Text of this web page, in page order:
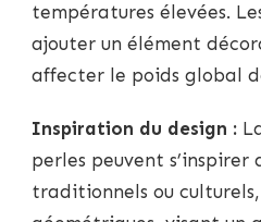
températures élevées.
ajouter un élément
affecter le poids global
Inspiration du design :
perles peuvent s’inspirer
traditionnels ou